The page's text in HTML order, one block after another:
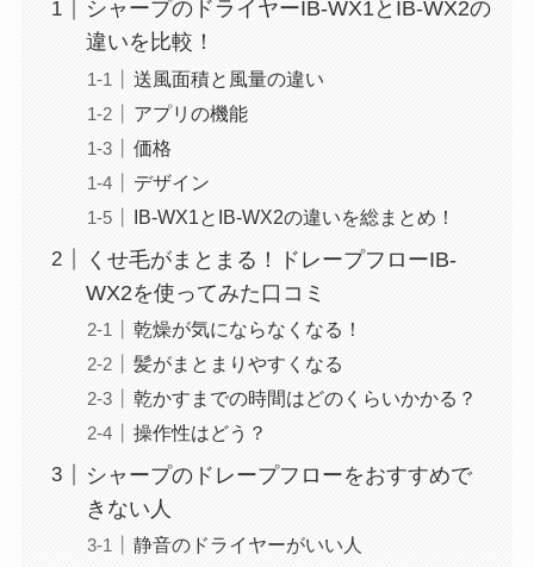
シャープのドライヤーIB-WX1とIB-WX2の
違いを比較！
送風面積と風量の違い
アプリの機能
価格
デザイン
IB-WX1とIB-WX2の違いを総まとめ！
くせ毛がまとまる！ドレープフローIB-
WX2を使ってみた口コミ
乾燥が気にならなくなる！
髪がまとまりやすくなる
乾かすまでの時間はどのくらいかかる？
操作性はどう？
シャープのドレープフローをおすすめで
きない人
静音のドライヤーがいい人